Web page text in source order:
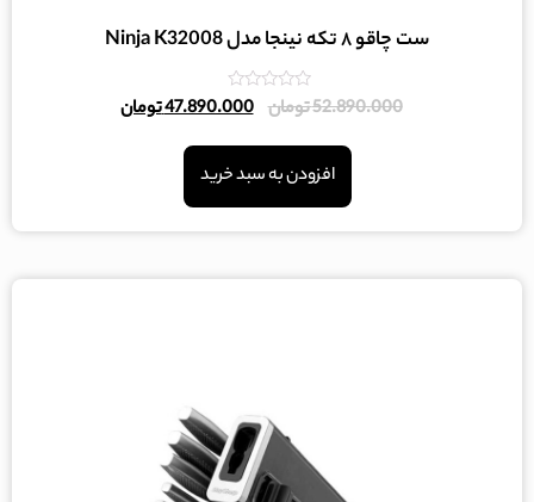
ست چاقو ۸ تکه‌ نینجا مدل Ninja K32008
امتیاز
0
5
52.890.000تومان 47.890.000تومان
افزودن به سبد خرید